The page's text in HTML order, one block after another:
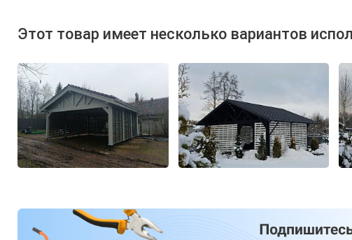
Этот товар имеет несколько вариантов